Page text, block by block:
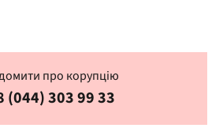
про корупцію
(044) 303 99 33